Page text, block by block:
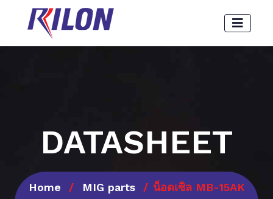
DATASHEET
Home MIG parts น็อตเซิล MB-15AK